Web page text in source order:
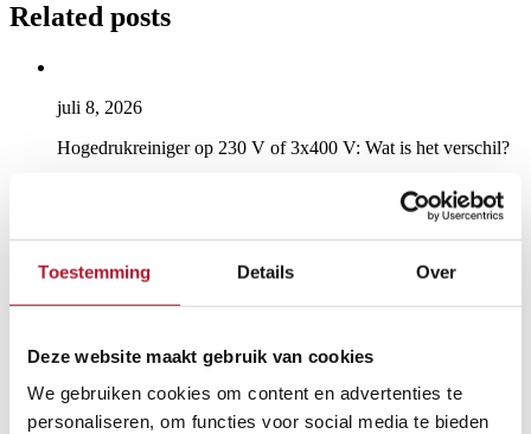
Toestemming Details Over
Deze website maakt gebruik van cookies
We gebruiken cookies om content en advertenties te
personaliseren, om functies voor social media te bieden
Related posts
juli 8, 2026
Hogedrukreiniger op 230 V of 3x400 V: Wat is het verschil?
: Hogedrukreiniger op 230 V of 3x400 V: Wat is
10 tips voor een lange levensduur van jouw hogedrukreiniger
Lees meer
: 10 tips voor een lange levensduur van jouw